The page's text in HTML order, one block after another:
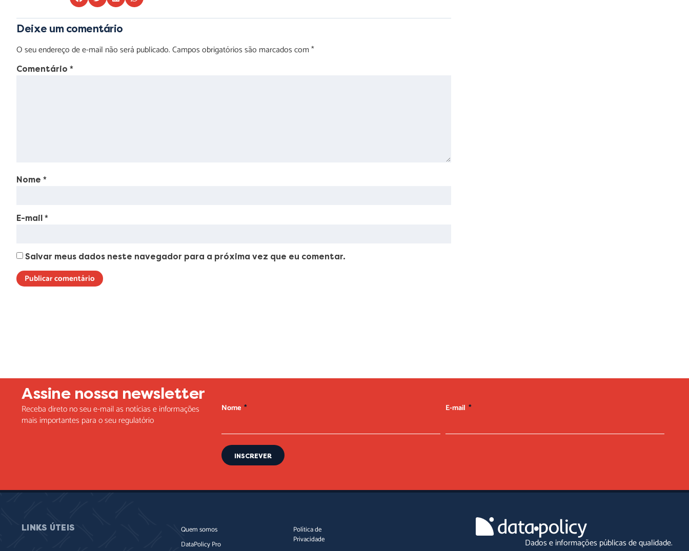
Deixe um comentário
O seu endereço de e-mail não será publicado.Campos obrigatórios são marcados com*
Comentário *
Nome *
E-mail *
Salvar meus dados neste navegador para a próxima vez que eu comentar.
Assine nossa newsletter
Receba direto no seu e-mail as notícias e informações
mais importantes para o seu regulatório
Nome E-mail
INSCREVER
LINKS ÚTEIS
Quem somos
DataPolicy Pro
Política de
Privacidade
Dados e informações públicas de qualidade.